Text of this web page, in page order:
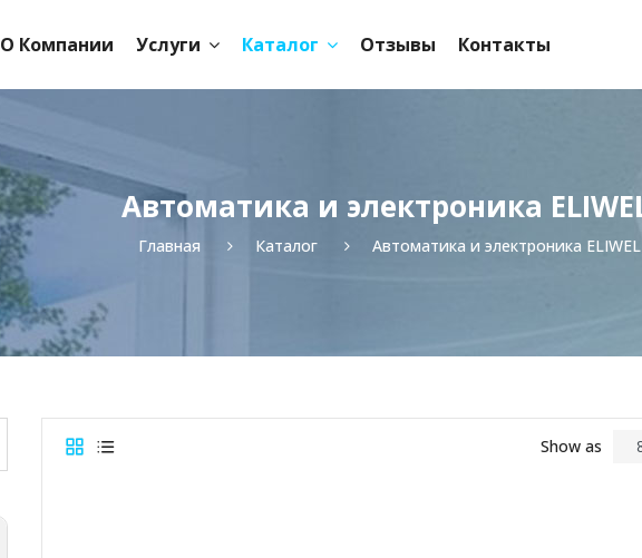
О Компании Услуги Каталог Отзывы Контакты
Автоматика и электроника
Главная Каталог Автоматика и электроника
Show as